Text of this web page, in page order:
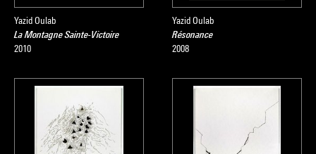
Yazid Oulab
La Montagne Sainte-Victoire
2010
Yazid Oulab
Résonance
2008